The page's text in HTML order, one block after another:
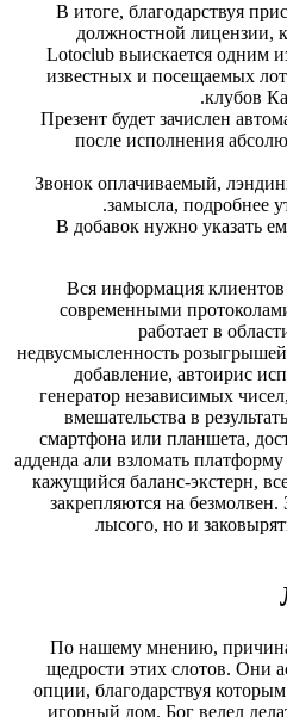
В итоге, благодарствуя
должностной лицензии,
Lotoclub выискается одним
известных и посещаемых
клубов
Презент будет зачислен
после исполнения
Звонок оплачиваемый,
замысла, подробнее
В добавок нужно указать
Вся информация
современными
работает в
недвусмысленность
добавление, автоирис
генератор независимых
вмешательства в
смартфона или планшета,
адденда али взломать
кажущийся баланс-экстерн,
закрепляются на безмолвен.
лысого, но и
По нашему мнению,
щедрости этих слотов. Они
опции, благодарствуя
игорный дом. Бог велел